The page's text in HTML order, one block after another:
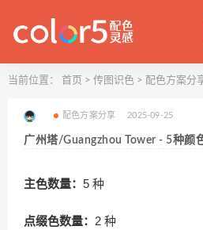
当前位置： 首页 > 传图识色 > 配色方案分
配色方案分享 2025-09-25
广州塔/Guangzhou Tower - 5种颜
主色数量： 5 种
点缀色数量： 2 种